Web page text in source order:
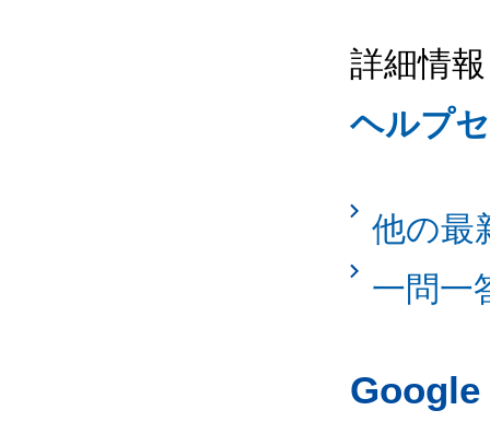
詳細情報
ヘルプ
他の最
一問一
Google